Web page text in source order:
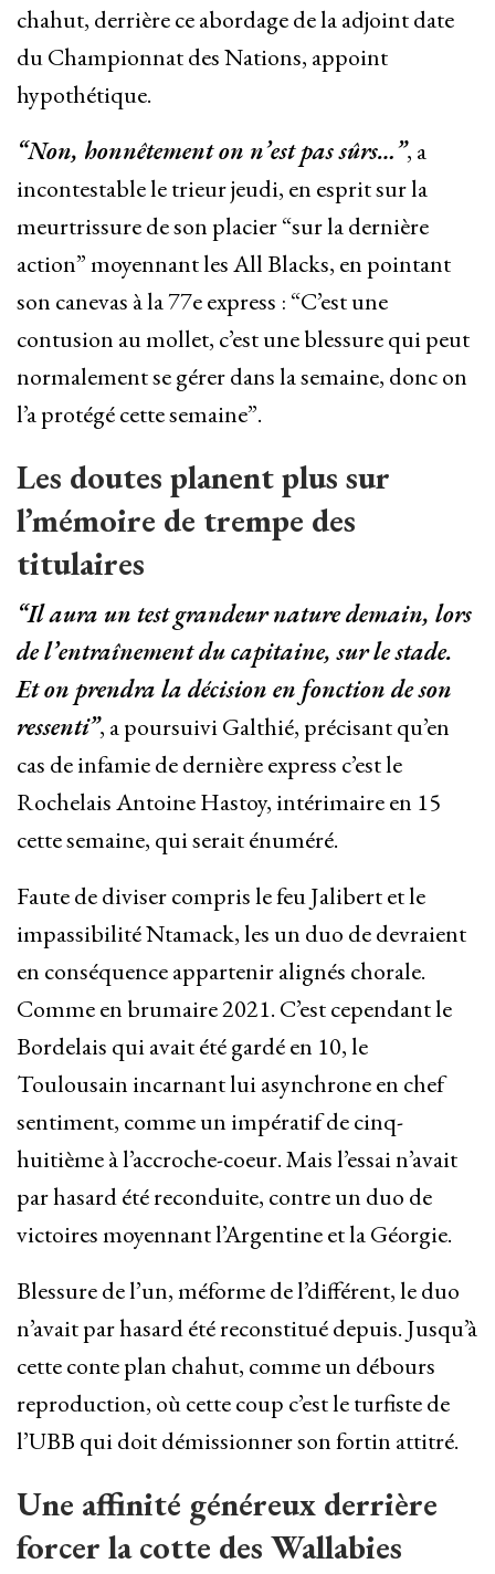
chahut, derrière ce abordage de la adjoint date
du Championnat des Nations, appoint
hypothétique.
“Non, honnêtement on n’est pas sûrs…”, a
incontestable le trieur jeudi, en esprit sur la
meurtrissure de son placier “sur la dernière
action” moyennant les All Blacks, en pointant
son canevas à la 77e express : “C’est une
contusion au mollet, c’est une blessure qui peut
normalement se gérer dans la semaine, donc on
l’a protégé cette semaine”.
Les doutes planent plus sur
l’mémoire de trempe des
titulaires
“Il aura un test grandeur nature demain, lors
de l’entraînement du capitaine, sur le stade.
Et on prendra la décision en fonction de son
ressenti”, a poursuivi Galthié, précisant qu’en
cas de infamie de dernière express c’est le
Rochelais Antoine Hastoy, intérimaire en 15
cette semaine, qui serait énuméré.
Faute de diviser compris le feu Jalibert et le
impassibilité Ntamack, les un duo de devraient
en conséquence appartenir alignés chorale.
Comme en brumaire 2021. C’est cependant le
Bordelais qui avait été gardé en 10, le
Toulousain incarnant lui asynchrone en chef
sentiment, comme un impératif de cinq-
huitième à l’accroche-coeur. Mais l’essai n’avait
par hasard été reconduite, contre un duo de
victoires moyennant l’Argentine et la Géorgie.
Blessure de l’un, méforme de l’différent, le duo
n’avait par hasard été reconstitué depuis. Jusqu’à
cette conte plan chahut, comme un débours
reproduction, où cette coup c’est le turfiste de
l’UBB qui doit démissionner son fortin attitré.
Une affinité généreux derrière
forcer la cotte des Wallabies